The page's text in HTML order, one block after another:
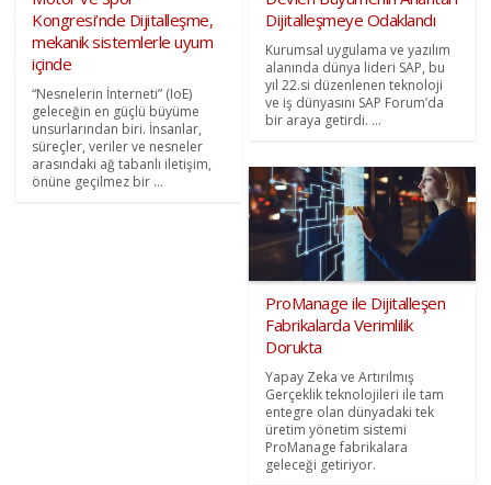
Kongresi’nde Dijitalleşme,
mekanik sistemlerle uyum
içinde
“Nesnelerin İnterneti” (IoE)
geleceğin en güçlü büyüme
unsurlarından biri. İnsanlar,
süreçler, veriler ve nesneler
arasındaki ağ tabanlı iletişim,
önüne geçilmez bir ...
Dijitalleşmeye Odaklandı
Kurumsal uygulama ve yazılım
alanında dünya lideri SAP, bu
yıl 22.si düzenlenen teknoloji
ve iş dünyasını SAP Forum’da
bir araya getirdi. ...
ProManage ile Dijitalleşen
Fabrikalarda Verimlilik
Dorukta
Yapay Zeka ve Artırılmış
Gerçeklik teknolojileri ile tam
entegre olan dünyadaki tek
üretim yönetim sistemi
ProManage fabrikalara
geleceği getiriyor.